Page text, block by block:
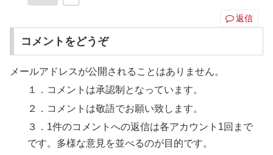
返信
コメントをどうぞ
メールアドレスが公開されることはありません。
１．コメントは承認制となっています。
２．コメントは敬語でお願い致します。
３．1件のコメントへの返信は各アカウント1回まで
です。多様な意見を並べるのが目的です。